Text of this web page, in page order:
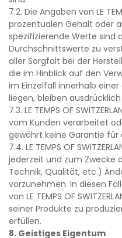
7.2. Die Angaben von LE
prozentualen Gehalt oder
spezifizierende Werte sind
Durchschnittswerte zu
aller Sorgfalt bei der
die im Hinblick auf den
im Einzelfall innerhalb
liegen, bleiben
7.3. LE TEMPS OF
vom Kunden verarbeitet
gewährt keine Garantie für
7.4. LE TEMPS OF
jederzeit und zum Zwecke
Technik, Qualität, etc.)
vorzunehmen. In diesen
von LE TEMPS OF
seiner Produkte zu
erfüllen.
8. Geistiges Eigentum